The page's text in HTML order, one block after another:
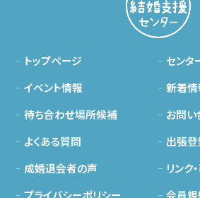
トップページ センタ
イベント情報 新着情
待ち合わせ場所候補 お問い
よくある質問 出張登
成婚退会者の声 リンク